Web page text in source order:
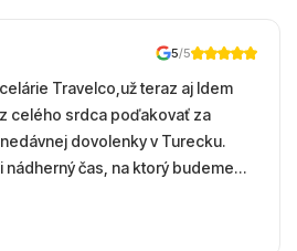
5/5
Travelco,už teraz aj Idem
celého srdca poďakovať za
dovolenky v Turecku.
nádherný čas, na ktorý budeme
​Všetko prebehlo
výberu zájazdu, cez